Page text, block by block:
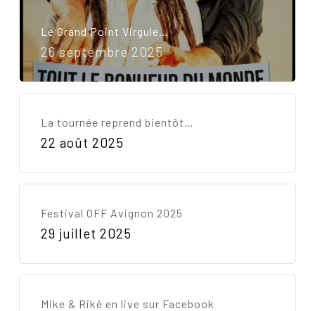
Votre panier est vide.
Le Grand Point Virgule…
26 septembre 2025
La tournée reprend bientôt…
22 août 2025
Festival OFF Avignon 2025
29 juillet 2025
Mike & Riké en live sur Facebook